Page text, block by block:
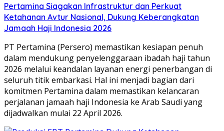
Pertamina Siagakan Infrastruktur dan Perkuat
Ketahanan Avtur Nasional, Dukung Keberangkatan
Jamaah Haji Indonesia 2026
PT Pertamina (Persero) memastikan kesiapan penuh
dalam mendukung penyelenggaraan ibadah haji tahun
2026 melalui keandalan layanan energi penerbangan di
seluruh titik embarkasi. Hal ini menjadi bagian dari
komitmen Pertamina dalam memastikan kelancaran
perjalanan jamaah haji Indonesia ke Arab Saudi yang
dijadwalkan mulai 22 April 2026.